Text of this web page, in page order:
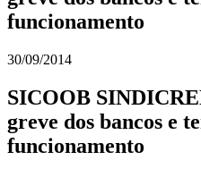
funcionamento
30/09/2014
SICOOB
greve dos bancos e
funcionamento